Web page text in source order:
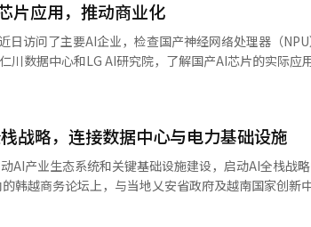
管理业务的扩展使得云管理服务业务也增长了17%。
流领域的智能工厂和自动化业务也为增长做出了贡献。 LG CNS在设计
务也在不断扩大。上半年，公司获得了超过1万亿韩元
在国防和造船领域获得的智能工厂项目也转化为上半年的收入。
SDS在7月推出了基于国产NPU“雷霆”的订阅服务，进一
品线。从中长期来看，三星SDS计划将目前110兆瓦（
业务在内的规模扩大至800MW以上。 LG CNS计划在下半年完成印度尼西亚
海外AI数据中心业务的参考，并以此为基础争取更多
亚太和日本地区扩大金融数字化转型业务。※ 本报道
国家跃升为全球领先国家的新机会”，并呼吁全力以
的启动仪式上，除了白副总理外，还有郑东泳、崔亨斗
）会长赵俊熙、信息通信产业振兴院（NIPA）、
）院长、产业通商资源部和中小企业部的相关人员、产
AI联盟第一期。第一期联盟作为物理AI领域公私合作
执行型合作体系。因此，科技部以支持物理AI技术开发
联盟。联盟第二期主要有三个方向。首先是构建“K-
半导体、AI模型、软件、机器人、传感器和计算基础
理AI总解决方案平台”的高度化。核心在于建立支持
、数据中心、安全、标准和认证、运营等全周期的合作
片应用，推动商业化
日访问了主要AI企业，检查国产神经网络处理器（
川数据中心和LG AI研究院，了解国产AI芯片的实际应
政策室长李道圭、SKT核心平台负责人朴炳官及
要服务基于自有大语言模型“A.X”，每天处理最多
言模型“EXAONE”和FuriosaAI的NPU“RNGD”的AI服
规模AI模型所需的数据处理能力，是国产LLM与国产
圭表示：“我们亲眼见证了国产AI芯片在实际服务中的
报道经人工智能（AI）系统翻译与编辑。
战略，连接数据中心与电力基础设施
动AI产业生态系统和关键基础设施建设，启动AI全栈战
韩越商务论坛上，与当地乂安省政府及越南国家创新
。此次协议是韩越首脑会谈中AI、半导体、能源领域